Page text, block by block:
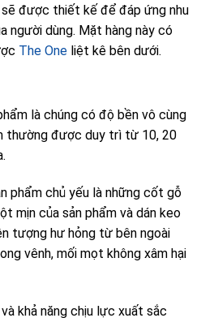
được thiết kế để đáp ứng nhu
người dùng. Mặt hàng này có
The One liệt kê bên dưới.
là chúng có độ bền vô cùng
thường được duy trì từ 10, 20
phẩm chủ yếu là những cốt gỗ
mịn của sản phẩm và dán keo
tượng hư hỏng từ bên ngoài
vênh, mối mọt không xâm hại
khả năng chịu lực xuất sắc